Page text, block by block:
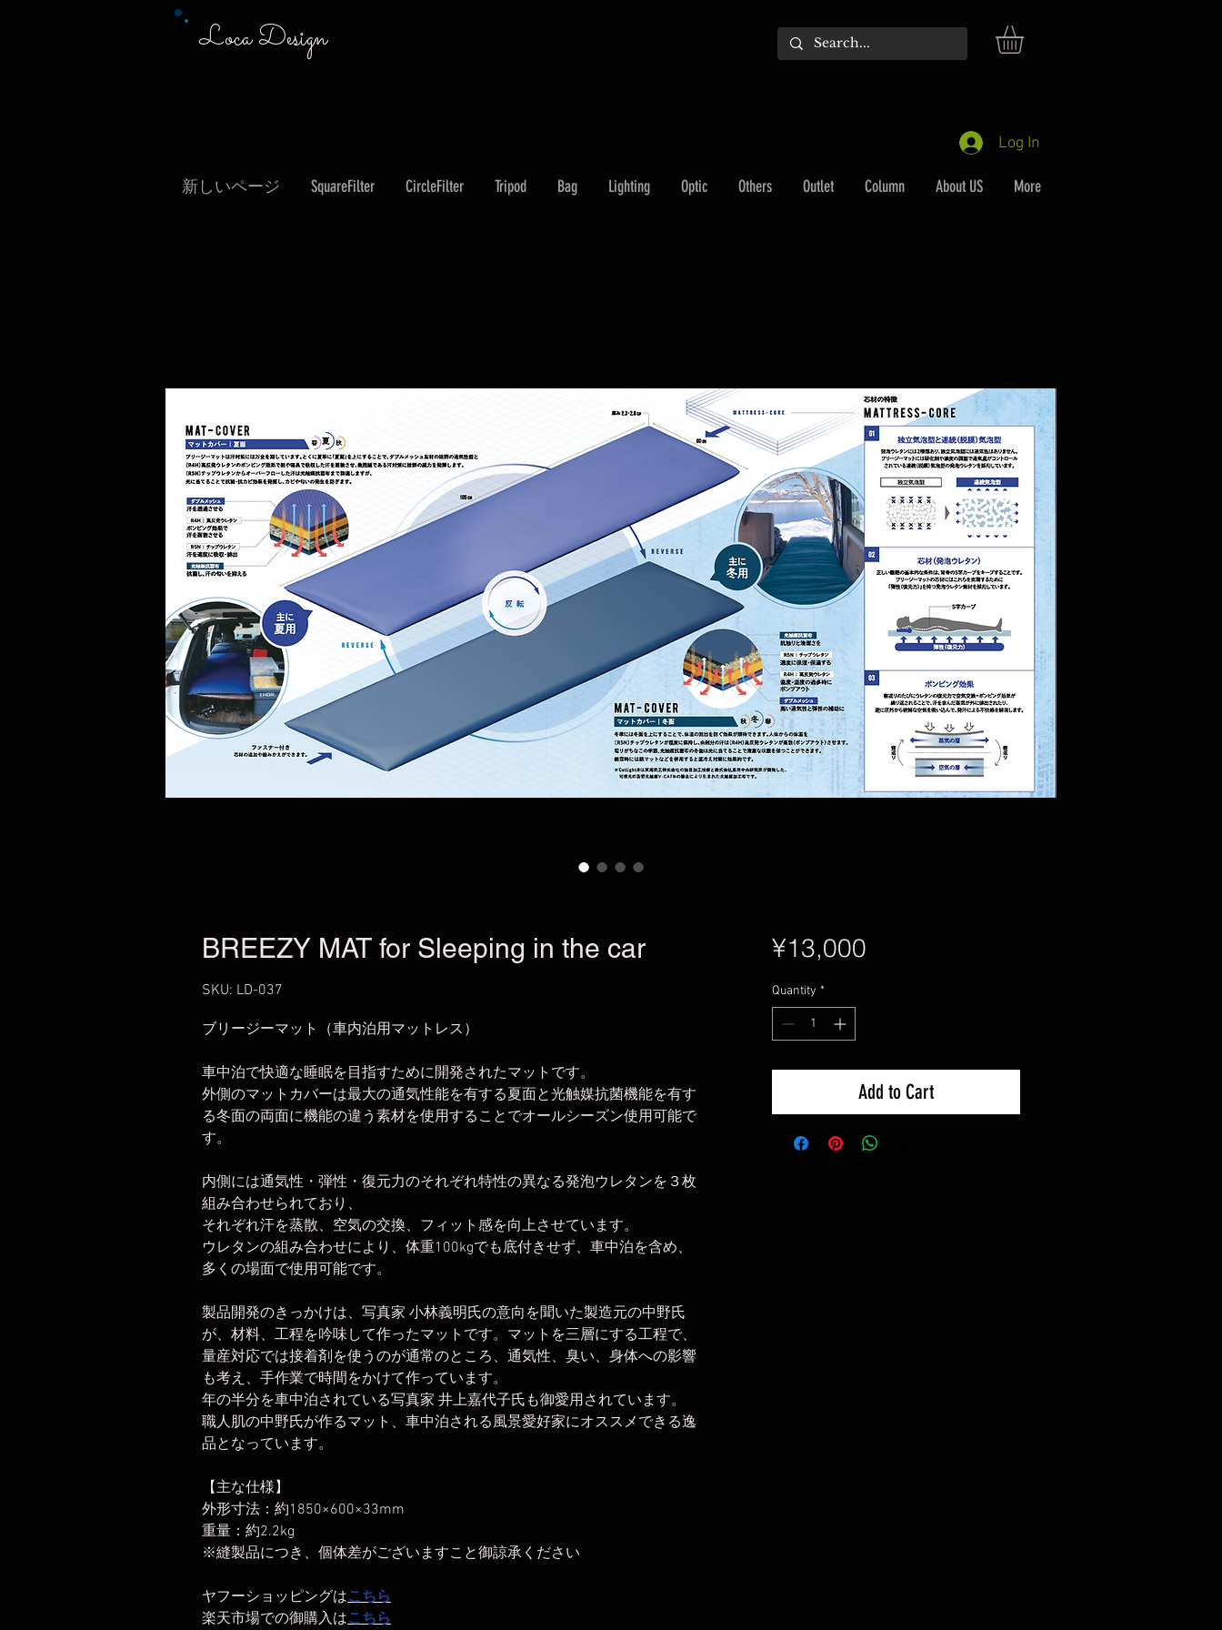
Loca Design
Log In
新しいページ SquareFilter CircleFilter Tripod Bag Lighting Optic Others Outlet Column About US More
BREEZY MAT for Sleeping in the car
SKU: LD-037
ブリージーマット（車内泊用マットレス）
車中泊で快適な睡眠を目指すために開発されたマットです。
外側のマットカバーは最大の通気性能を有する夏面と光触媒抗菌機能を有す
る冬面の両面に機能の違う素材を使用することでオールシーズン使用可能で
す。
内側には通気性・弾性・復元力のそれぞれ特性の異なる発泡ウレタンを３枚
組み合わせられており、
それぞれ汗を蒸散、空気の交換、フィット感を向上させています。
ウレタンの組み合わせにより、体重100kgでも底付きせず、車中泊を含め、
多くの場面で使用可能です。
製品開発のきっかけは、写真家 小林義明氏の意向を聞いた製造元の中野氏
が、材料、工程を吟味して作ったマットです。マットを三層にする工程で、
量産対応では接着剤を使うのが通常のところ、通気性、臭い、身体への影響
も考え、手作業で時間をかけて作っています。
年の半分を車中泊されている写真家 井上嘉代子氏も御愛用されています。
職人肌の中野氏が作るマット、車中泊される風景愛好家にオススメできる逸
品となっています。
【主な仕様】
外形寸法：約1850×600×33mm
重量：約2.2kg
※縫製品につき、個体差がございますこと御諒承ください
ヤフーショッピングはこちら
楽天市場での御購入はこちら
¥13,000Price
Quantity *
Add to Cart